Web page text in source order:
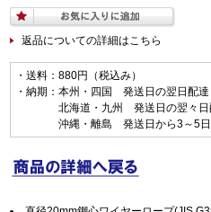
返品についての詳細はこちら
・送料：880円（税込み）
・納期：本州・四国 発送日の翌日配達
北海道・九州 発送日の翌々日
沖縄・離島 発送日から3～5日